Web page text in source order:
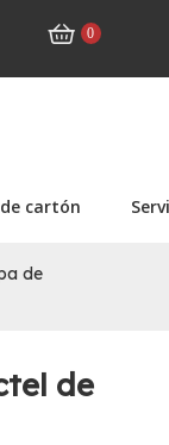
0
cartón
de
de